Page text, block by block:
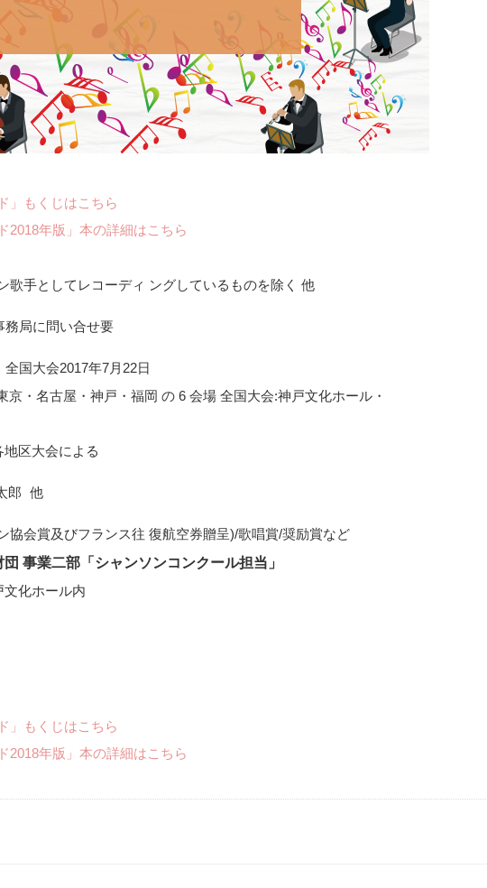
」もくじはこちら
2018年版」本の詳細はこちら
歌手としてレコーディ ングしているものを除く 他
国大会2017年7月22日
京・名古屋・神戸・福岡 の 6 会場 全国大会:神戸文化ホール・
区大会による
協会賞及びフランス往 復航空券贈呈)/歌唱賞/奨励賞など
事業二部「シャンソンコンクール担当」
文化ホール内
」もくじはこちら
2018年版」本の詳細はこちら